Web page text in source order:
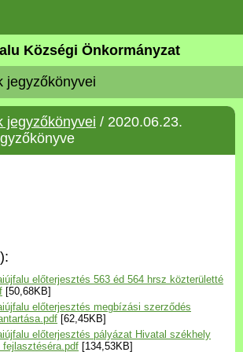
Járások
Községi Önkormányzat
jegyzőkönyvei
jegyzőkönyvei / 2020.06.23.
előterjesztés 563 éd 564 hrsz közterületté
[50,68KB]
előterjesztés megbízási szerződés
[62,45KB]
előterjesztés pályázat Hivatal székhely
[134,53KB]